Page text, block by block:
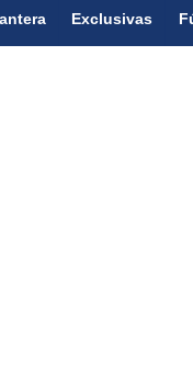
Exclusivas